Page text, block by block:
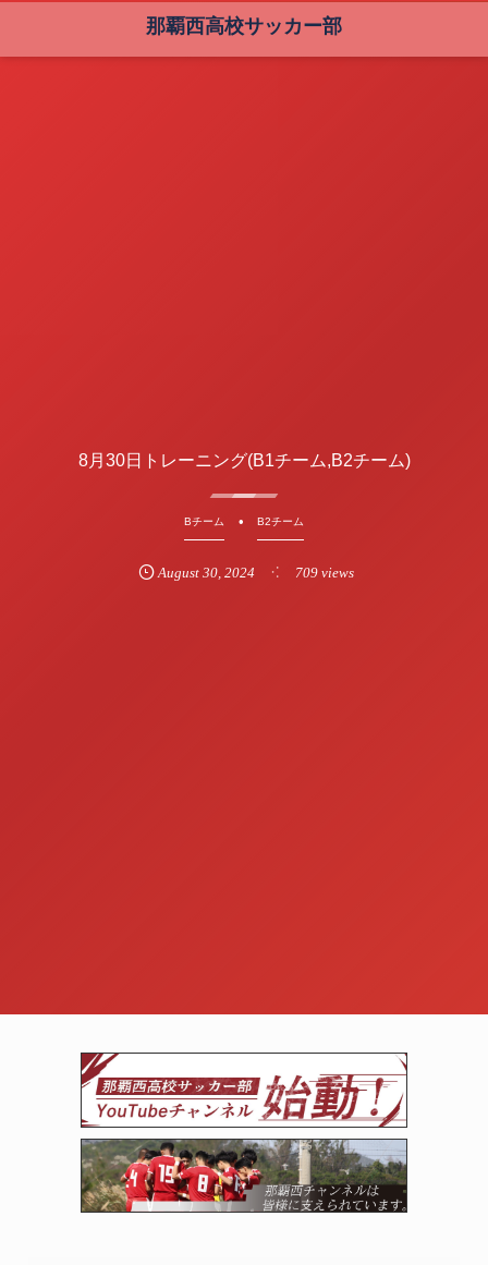
那覇西高校サッカー部
8月30日トレーニング(B1チーム,B2チーム)
Bチーム B2チーム
August 30, 2024 709 views